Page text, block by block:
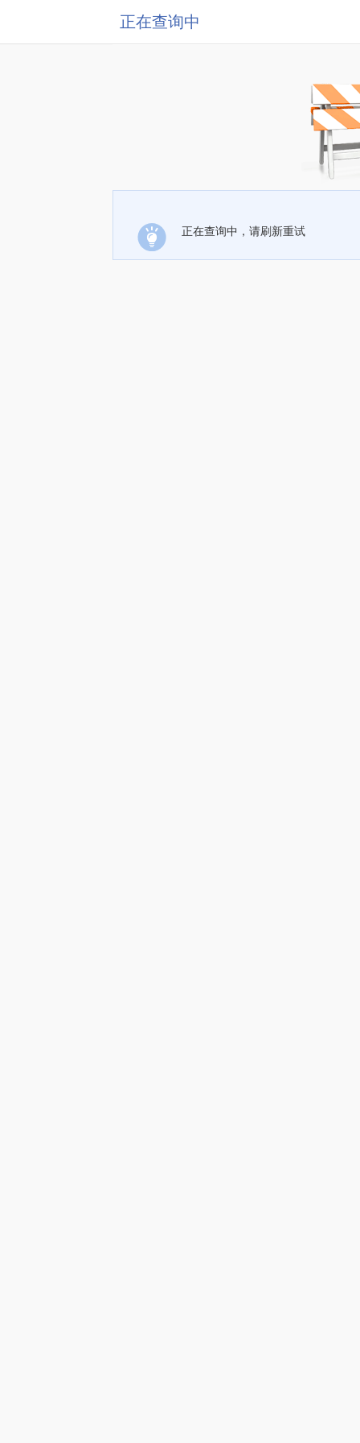
正在查询中
正在查询中，请刷新重试